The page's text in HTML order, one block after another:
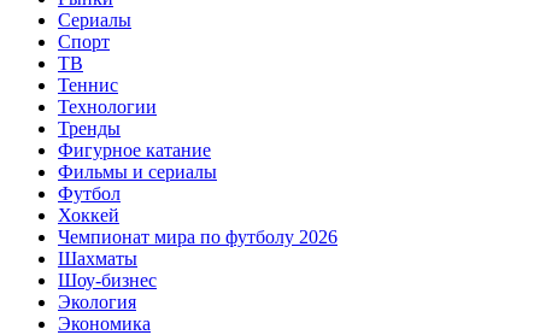
Сериалы
Спорт
ТВ
Теннис
Технологии
Тренды
Фигурное катание
Фильмы и сериалы
Футбол
Хоккей
Чемпионат мира по футболу 2026
Шахматы
Шоу-бизнес
Экология
Экономика